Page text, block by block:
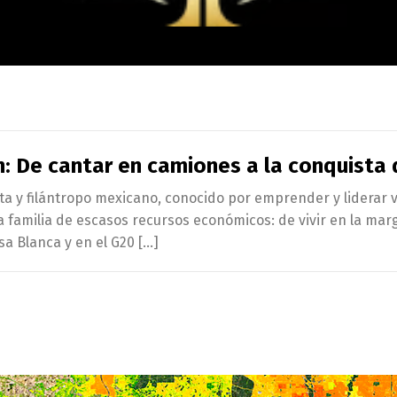
De cantar en camiones a la conquista
y filántropo mexicano, conocido por emprender y
de escasos recursos económicos: de vivir en la
Blanca y en el G20 […]